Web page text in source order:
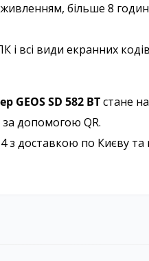
більше 8
всі види екранних
GEOS SD 582 BTстане
за допомогою QR.
з доставкою по Києву